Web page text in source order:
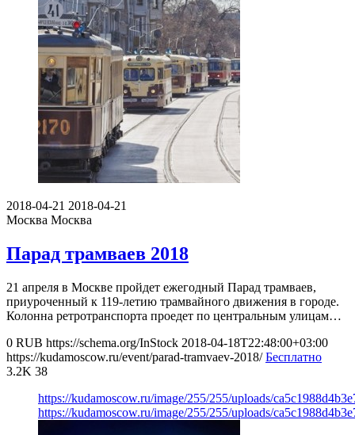
2018-04-21 2018-04-21
Москва Москва
Парад трамваев 2018
21 апреля в Москве пройдет ежегодный Парад трамваев,
приуроченный к 119-летию трамвайного движения в городе.
Колонна ретротранспорта проедет по центральным улицам…
0 RUB https://schema.org/InStock 2018-04-18T22:48:00+03:00
https://kudamoscow.ru/event/parad-tramvaev-2018/ Бесплатно
3.2K 38
https://kudamoscow.ru/image/255/255/uploads/
https://kudamoscow.ru/image/255/255/uploads/